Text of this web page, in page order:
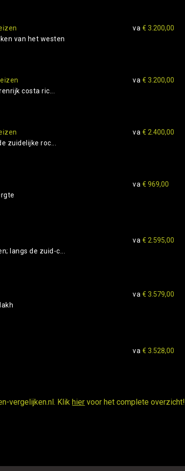
van het westen
va € 3.200,00
costa ric...
va € 3.200,00
zuidelijke roc...
va € 2.400,00
va € 969,00
langs de zuid-c...
va € 2.595,00
va € 3.579,00
va € 3.528,00
vergelijken.nl. Klik hier voor het complete overzicht!